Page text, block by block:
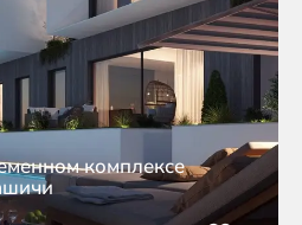
комплексе